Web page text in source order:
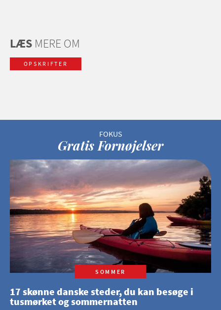
LÆS MERE OM
OPSKRIFTER
Gratis Fornøjelser
SOMMER
17 skønne danske steder, du kan besøge i
tusmørket og sommernatten